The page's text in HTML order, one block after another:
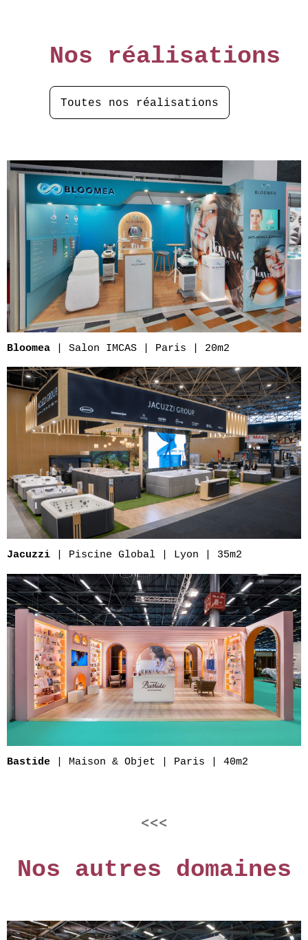
Nos réalisations
Toutes nos réalisations
Bloomea | Salon IMCAS | Paris | 20m2
Jacuzzi | Piscine Global | Lyon | 35m2
Bastide | Maison & Objet | Paris | 40m2
<<<
Nos autres domaines